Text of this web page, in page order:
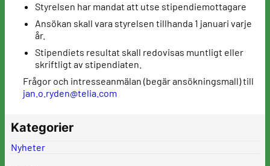
Styrelsen har mandat att utse stipendiemottagare
Ansökan skall vara styrelsen tillhanda 1 januari varje
år.
Stipendiets resultat skall redovisas muntligt eller
skriftligt av stipendiaten.
Frågor och intresseanmälan (begär ansökningsmall) till
jan.o.ryden@telia.com
Kategorier
Nyheter